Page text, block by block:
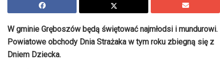
W gminie Gręboszów będą świętować najmłodsi i mundurowi.
Powiatowe obchody Dnia Strażaka w tym roku zbiegną się z
Dniem Dziecka.